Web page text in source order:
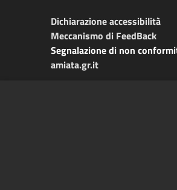
Dichiarazione accessibilità
Meccanismo di FeedBack
Segnalazione di non
amiata.gr.it